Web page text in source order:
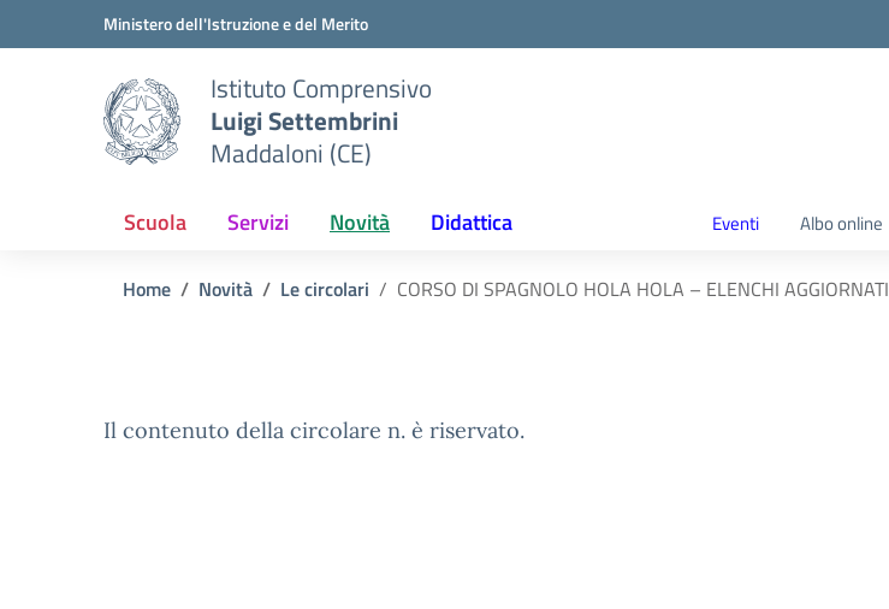
Vai ai contenuti
Vai al menu di navigazioneMinistero dell'Istruzione e del Merito
Istituto Comprensivo
Luigi Settembrini
Maddaloni (CE)
Scuola Servizi Novità Didattica Eventi Albo online
Home Novità Le circolari CORSO DI SPAGNOLO HOLA HOLA – ELENCHI AGGIORNATI
Il contenuto della circolare n. è riservato.